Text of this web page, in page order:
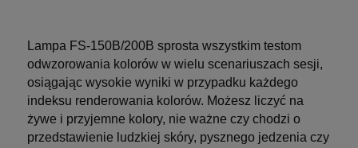
Lampa FS-150B/200B sprosta wszystkim testom
odwzorowania kolorów w wielu scenariuszach sesji,
osiągając wysokie wyniki w przypadku każdego
indeksu renderowania kolorów. Możesz liczyć na
żywe i przyjemne kolory, nie ważne czy chodzi o
przedstawienie ludzkiej skóry, pysznego jedzenia czy